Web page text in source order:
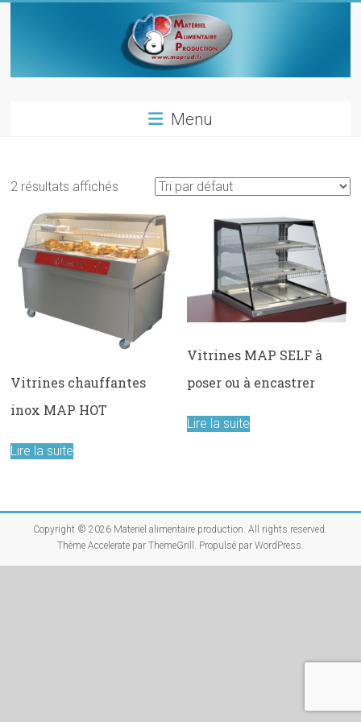
alimentaire
Materiels
pour
les
metiers
de
bouche
Menu
2 résultats affichés
Vitrines chauffantes
inox MAP HOT
Lire la suite
Vitrines MAP SELF à
poser ou à encastrer
Lire la suite
Copyright © 2026 Materiel alimentaire production. All rights reserved.
Thème Acceleratepar ThemeGrill. Propulsé par WordPress.